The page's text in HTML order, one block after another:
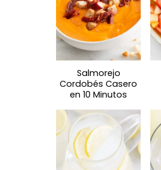
Salmorejo
Cordobés Casero
en 10 Minutos